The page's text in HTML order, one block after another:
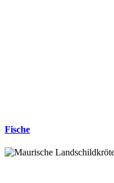
Fische